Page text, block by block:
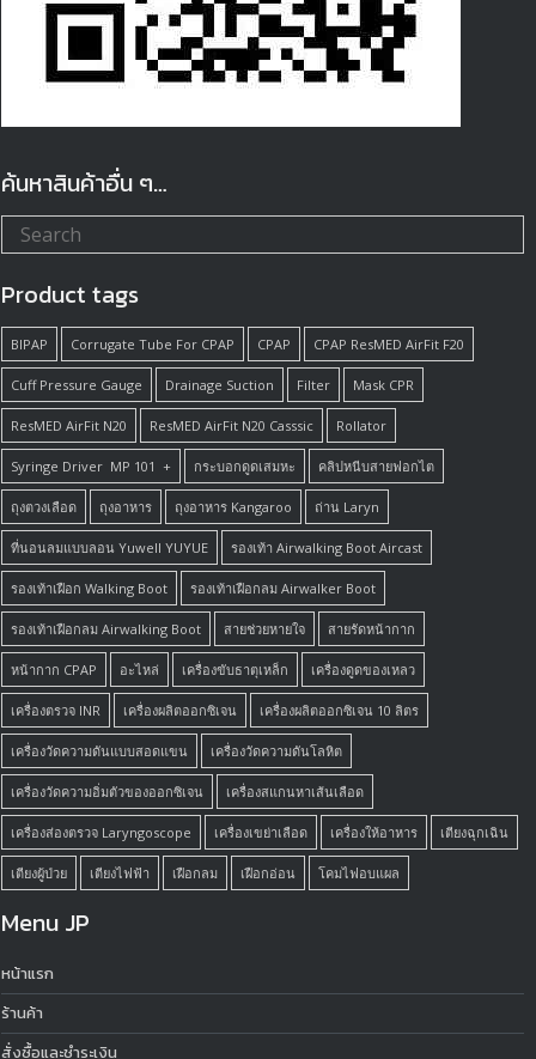
ค้นหาสินค้าอื่น ๆ…
Product tags
BIPAP Corrugate Tube For CPAP CPAP CPAP ResMED AirFit F20
Cuff Pressure Gauge Drainage Suction Filter Mask CPR
ResMED AirFit N20 ResMED AirFit N20 Casssic Rollator
Syringe Driver MP 101 + กระบอกดูดเสมหะ คลิปหนีบสายฟอกไต
ถุงตวงเลือด ถุงอาหาร ถุงอาหาร Kangaroo ถ่าน Laryn
ที่นอนลมแบบลอน Yuwell YUYUE รองเท้า Airwalking Boot Aircast
รองเท้าเฝือก Walking Boot รองเท้าเฝือกลม Airwalker Boot
รองเท้าเฝือกลม Airwalking Boot สายช่วยหายใจ สายรัดหน้ากาก
หน้ากาก CPAP อะไหล่ เครื่องขับธาตุเหล็ก เครื่องดูดของเหลว
เครื่องตรวจ INR เครื่องผลิตออกซิเจน เครื่องผลิตออกซิเจน 10 ลิตร
เครื่องวัดความดันแบบสอดแขน เครื่องวัดความดันโลหิต
เครื่องวัดความอิ่มตัวของออกซิเจน เครื่องสแกนหาเส้นเลือด
เครื่องส่องตรวจ Laryngoscope เครื่องเขย่าเลือด เครื่องให้อาหาร เตียงฉุกเฉิน
เตียงผู้ป่วย เตียงไฟฟ้า เฝือกลม เฝือกอ่อน โคมไฟอบแผล
Menu JP
หน้าแรก
ร้านค้า
สั่งซื้อและชำระเงิน